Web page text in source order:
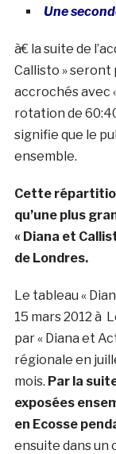
Une
à€ la suite de
Callisto »
accrochés avec
rotation de
signifie que le
ensemble.
Cette
qu’une plus
« Diana et
de Londres.
Le tableau «
15 mars 2012 à
par « Diana et
régionale en
mois. Par la
exposées
en Ecosse
ensuite dans un